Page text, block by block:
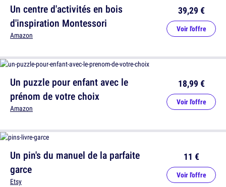
Un puzzle pour enfant avec le
prénom de votre choix
Amazon
18,99 €
Voir l'offre
Un centre d'activités en bois
d'inspiration Montessori
Amazon
39,29 €
Voir l'offre
Un pin's du manuel de la parfaite
garce
Etsy
11 €
Voir l'offre